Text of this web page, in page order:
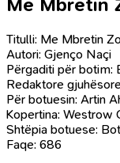
Me Mbretin
Titulli: Me Mbretin
Autori: Gjenço Naçi
Përgaditi për botim:
Redaktore
Për botuesin: Artin
Kopertina: Westrow
Shtëpia botuese:
Faqe: 686